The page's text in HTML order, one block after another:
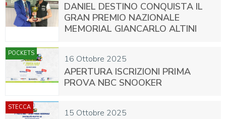
DANIEL DESTINO CONQUISTA IL
GRAN PREMIO NAZIONALE
MEMORIAL GIANCARLO ALTINI
16 Ottobre 2025
POCKETS
APERTURA ISCRIZIONI PRIMA
PROVA NBC SNOOKER
15 Ottobre 2025
STECCA